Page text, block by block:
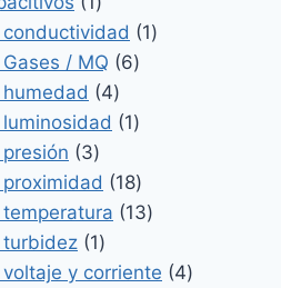
producto
11
/ MQ 66
44
productos
11
33
productos
1818
productos
1313
turbidez 11
producto
y corriente 44